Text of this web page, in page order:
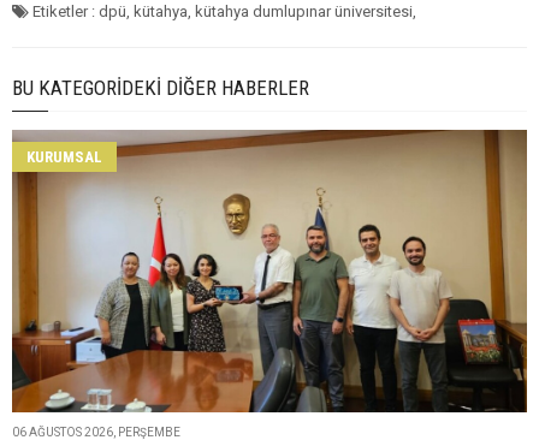
Etiketler : dpü, kütahya, kütahya dumlupınar üniversitesi,
BU KATEGORIDEKI DIĞER HABERLER
KURUMSAL
06 AĞUSTOS 2026, PERŞEMBE